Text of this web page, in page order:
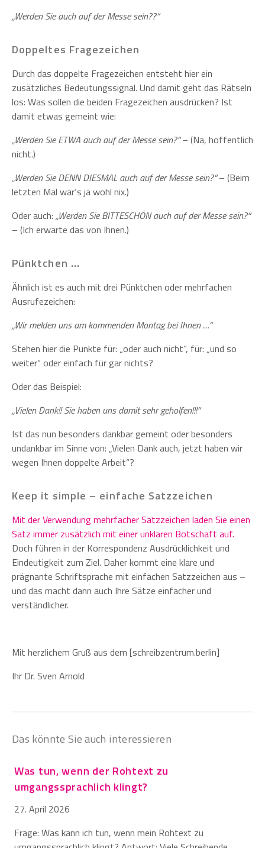
„Werden Sie auch auf der Messe sein??“
Doppeltes Fragezeichen
Durch das doppelte Fragezeichen entsteht hier ein
zusätzliches Bedeutungssignal. Und damit geht das Rätseln
los: Was sollen die beiden Fragezeichen ausdrücken? Ist
damit etwas gemeint wie:
„Werden Sie ETWA auch auf der Messe sein?“– (Na, hoffentlich
nicht.)
„Werden Sie DENN DIESMAL auch auf der Messe sein?“– (Beim
letzten Mal war‘s ja wohl nix.)
Oder auch: „Werden Sie BITTESCHÖN auch auf der Messe sein?“
– (Ich erwarte das von Ihnen.)
Pünktchen …
Ähnlich ist es auch mit drei Pünktchen oder mehrfachen
Ausrufezeichen:
„Wir melden uns am kommenden Montag bei Ihnen …“
Stehen hier die Punkte für: „oder auch nicht“, für: „und so
weiter“ oder einfach für gar nichts?
Oder das Beispiel:
„Vielen Dank!! Sie haben uns damit sehr geholfen!!!“
Ist das nun besonders dankbar gemeint oder besonders
undankbar im Sinne von: „Vielen Dank auch, jetzt haben wir
wegen Ihnen doppelte Arbeit“?
Keep it simple – einfache Satzzeichen
Mit der Verwendung mehrfacher Satzzeichen laden Sie einen
Satz immer zusätzlich mit einer unklaren Botschaft auf.
Doch führen in der Korrespondenz Ausdrücklichkeit und
Eindeutigkeit zum Ziel. Daher kommt eine klare und
prägnante Schriftsprache mit einfachen Satzzeichen aus –
und das macht dann auch Ihre Sätze einfacher und
verständlicher.
Mit herzlichem Gruß aus dem [schreibzentrum.berlin]
Ihr Dr. Sven Arnold
Das könnte Sie auch interessieren
Was tun, wenn der Rohtext zu
umgangssprachlich klingt?
27. April 2026
Frage: Was kann ich tun, wenn mein Rohtext zu